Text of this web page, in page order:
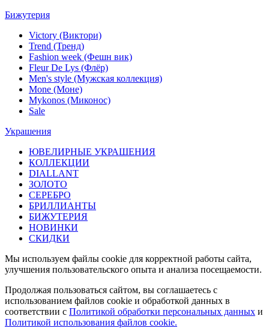
Бижутерия
Victory (Виктори)
Trend (Тренд)
Fashion week (Фешн вик)
Fleur De Lys (Флёр)
Men's style (Мужская коллекция)
Mone (Моне)
Mykonos (Миконос)
Sale
Украшения
ЮВЕЛИРНЫЕ УКРАШЕНИЯ
КОЛЛЕКЦИИ
DIALLANT
ЗОЛОТО
СЕРЕБРО
БРИЛЛИАНТЫ
БИЖУТЕРИЯ
НОВИНКИ
СКИДКИ
Мы используем файлы cookie для корректной работы сайта,
улучшения пользовательского опыта и анализа посещаемости.
Продолжая пользоваться сайтом, вы соглашаетесь с
использованием файлов cookie и обработкой данных в
соответствии с Политикой обработки персональных данных и
Политикой использования файлов cookie.